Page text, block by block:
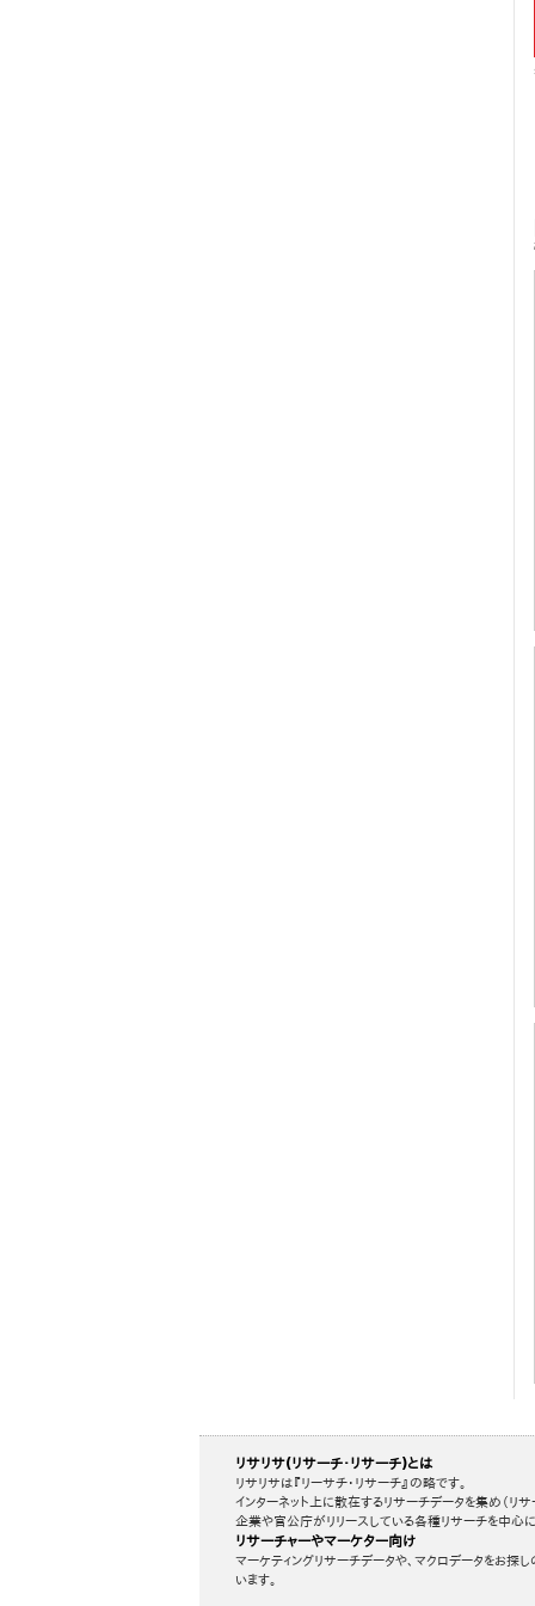
リサリサ(リサーチ・リサーチ)とは
リサリサは『リーサチ・リサーチ』の略です。
インターネット上に散在するリサーチデータを集め（リ
企業や官公庁がリリースしている各種リサーチを中心
リサーチャーやマーケター向け
マーケティングリサーチデータや、マクロデータをお探
います。